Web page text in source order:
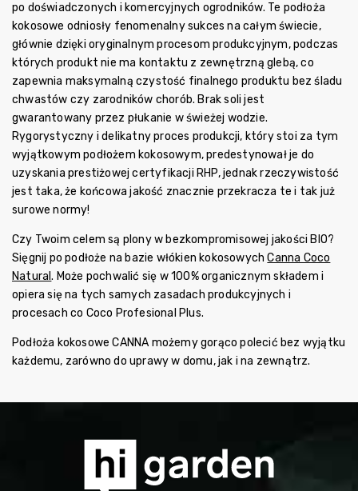
po doświadczonych i komercyjnych ogrodników. Te podłoża
kokosowe odniosły fenomenalny sukces na całym świecie,
głównie dzięki oryginalnym procesom produkcyjnym, podczas
których produkt nie ma kontaktu z zewnętrzną glebą, co
zapewnia maksymalną czystość finalnego produktu bez śladu
chwastów czy zarodników chorób. Brak soli jest
gwarantowany przez płukanie w świeżej wodzie.
Rygorystyczny i delikatny proces produkcji, który stoi za tym
wyjątkowym podłożem kokosowym, predestynował je do
uzyskania prestiżowej certyfikacji RHP, jednak rzeczywistość
jest taka, że końcowa jakość znacznie przekracza te i tak już
surowe normy!
Czy Twoim celem są plony w bezkompromisowej jakości BIO?
Sięgnij po podłoże na bazie włókien kokosowychCanna Coco
Natural. Może pochwalić się w 100% organicznym składem i
opiera się na tych samych zasadach produkcyjnych i
procesach co Coco Profesional Plus.
Podłoża kokosowe CANNA możemy gorąco polecić bez wyjątku
każdemu, zarówno do uprawy w domu, jak i na zewnątrz.